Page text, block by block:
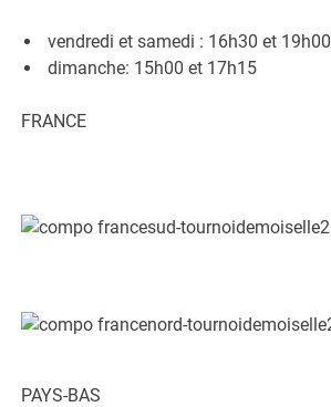
vendredi et samedi : 16h30 et 19h00
dimanche: 15h00 et 17h15
FRANCE
PAYS-BAS